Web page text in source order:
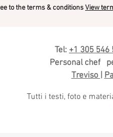
to the terms & conditionsView
Tel: +1 305 546
Personal chef
Treviso|
Tutti i testi, foto e